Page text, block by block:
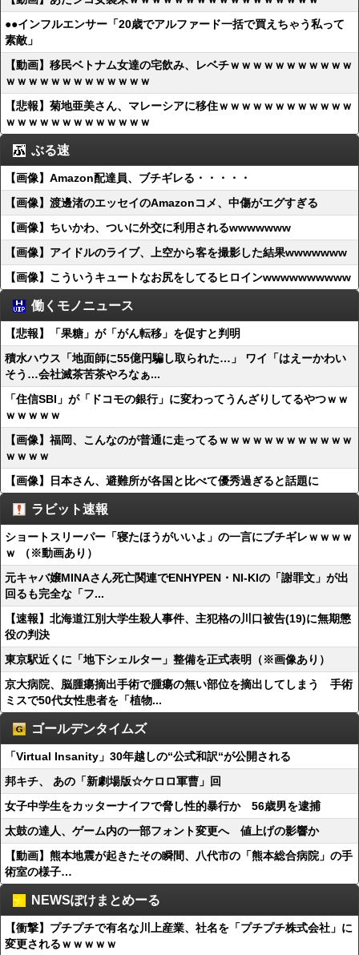
●●インフルエンサー「20歳でアルファード一括で買えちゃう私って
素敵」
【動画】移民ベトナム女達の宅飲み、レベチｗｗｗｗｗｗｗｗｗｗｗ
ｗｗｗｗｗｗｗｗｗｗｗｗｗ
【悲報】菊地亜美さん、マレーシアに移住ｗｗｗｗｗｗｗｗｗｗｗｗ
ｗｗｗｗｗｗｗｗｗｗｗｗｗ
ぶる速
【画像】Amazon配達員、ブチギレる・・・・・
【画像】渡邊渚のエッセイのAmazonコメ、中傷がエグすぎる
【画像】ちいかわ、ついに外交に利用されるwwwwwww
【画像】アイドルのライブ、上空から客を撮影した結果wwwwwww
【画像】こういうキュートなお尻をしてるヒロインwwwwwwwwww
働くモノニュース
【悲報】「果糖」が「がん転移」を促すと判明
積水ハウス「地面師に55億円騙し取られた…」 ワイ「はえーかわい
そう…会社滅茶苦茶やろなぁ...
「住信SBI」が「ドコモの銀行」に変わってうんざりしてるやつｗｗ
ｗｗｗｗｗ
【画像】福岡、こんなのが普通に走ってるｗｗｗｗｗｗｗｗｗｗｗｗ
ｗｗｗｗ
【画像】日本さん、避難所が各国と比べて優秀過ぎると話題に
ラビット速報
ショートスリーパー「寝たほうがいいよ」の一言にブチギレｗｗｗｗ
ｗ （※動画あり）
元キャバ嬢MINAさん死亡関連でENHYPEN・NI-KIの「謝罪文」が出
回るも完全な「フ...
【速報】北海道江別大学生殺人事件、主犯格の川口被告(19)に無期懲
役の判決
東京駅近くに「地下シェルター」整備を正式表明（※画像あり）
京大病院、脳腫瘍摘出手術で腫瘍の無い部位を摘出してしまう 手術
ミスで50代女性患者を「植物...
ゴールデンタイムズ
「Virtual Insanity」30年越しの“公式和訳“が公開される
邦キチ、 あの「新劇場版☆ケロロ軍曹」回
女子中学生をカッターナイフで脅し性的暴行か 56歳男を逮捕
太鼓の達人、ゲーム内の一部フォント変更へ 値上げの影響か
【動画】熊本地震が起きたその瞬間、八代市の「熊本総合病院」の手
術室の様子…
NEWSぽけまとめーる
【衝撃】プチプチで有名な川上産業、社名を「プチプチ株式会社」に
変更されるｗｗｗｗｗ